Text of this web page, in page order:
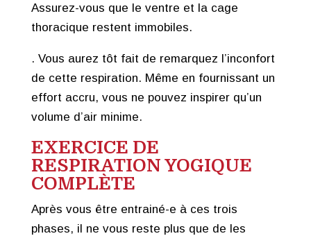
Assurez-vous que le ventre et la cage
thoracique restent immobiles.
. Vous aurez tôt fait de remarquez l’inconfort
de cette respiration. Même en fournissant un
effort accru, vous ne pouvez inspirer qu’un
volume d’air minime.
EXERCICE DE
RESPIRATION YOGIQUE
COMPLÈTE
Après vous être entrainé-e à ces trois
phases, il ne vous reste plus que de les